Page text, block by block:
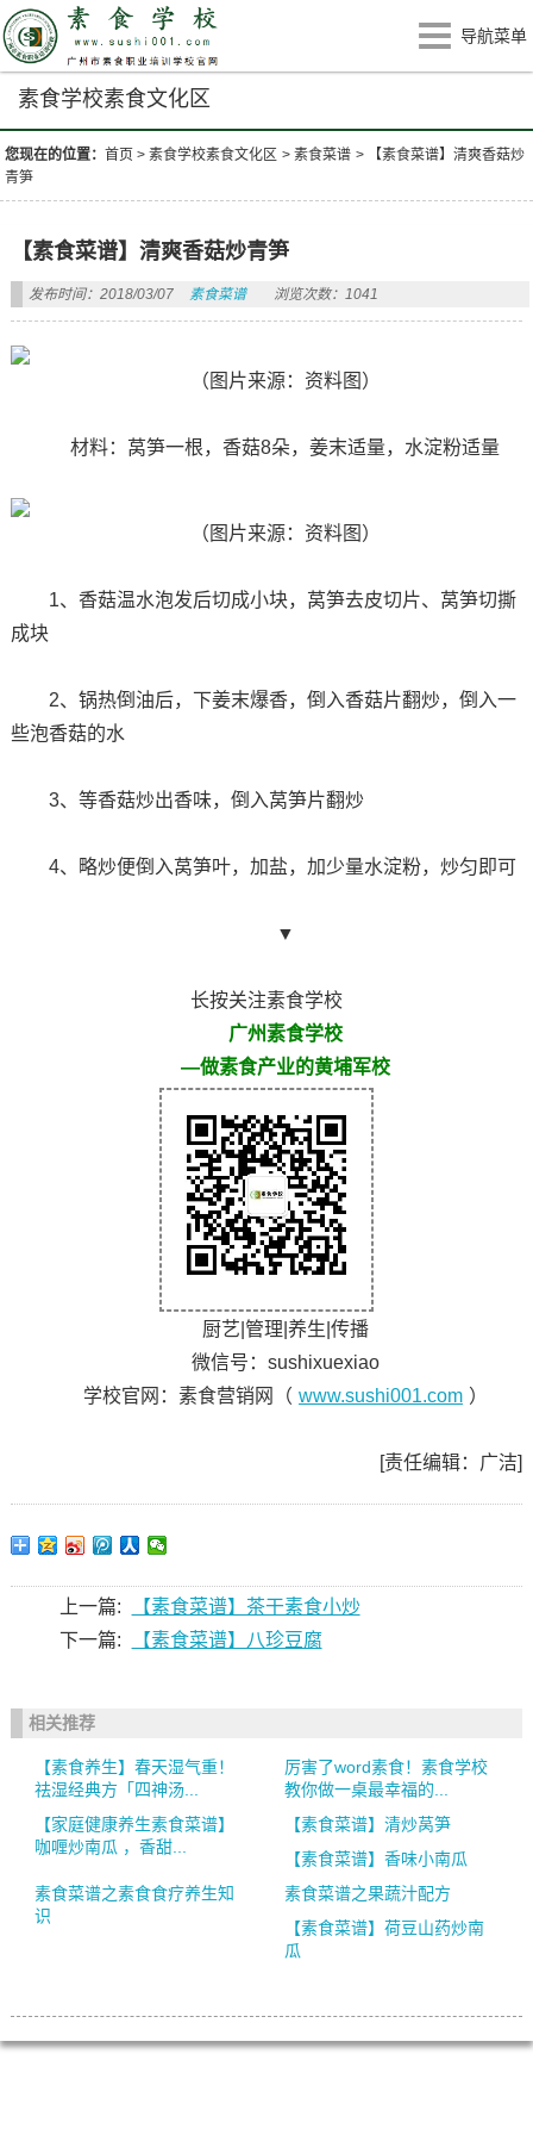
导航菜单
素食学校素食文化区
您现在的位置：首页 >素食学校素食文化区 >素食菜谱 >
【素食菜谱】清爽香菇炒
青笋
【素食菜谱】清爽香菇炒青笋
发布时间：2018/03/07 素食菜谱 浏览次数：1041
（图片来源：资料图）
材料：莴笋一根，香菇8朵，姜末适量，水淀粉适量
（图片来源：资料图）
1、香菇温水泡发后切成小块，莴笋去皮切片、莴笋切撕
成块
2、锅热倒油后，下姜末爆香，倒入香菇片翻炒，倒入一
些泡香菇的水
3、等香菇炒出香味，倒入莴笋片翻炒
4、略炒便倒入莴笋叶，加盐，加少量水淀粉，炒匀即可
▼
长按关注素食学校
广州素食学校
—做素食产业的黄埔军校
厨艺|管理|养生|传播
微信号：sushixuexiao
学校官网：素食营销网（ www.sushi001.com ）
[责任编辑：广洁]
上一篇:
【素食菜谱】茶干素食小炒
下一篇:
【素食菜谱】八珍豆腐
相关推荐
【素食养生】春天湿气重！
祛湿经典方「四神汤...
厉害了word素食！素食学校
教你做一桌最幸福的...
【家庭健康养生素食菜谱】
咖喱炒南瓜 ，香甜...
【素食菜谱】清炒莴笋
【素食菜谱】香味小南瓜
素食菜谱之素食食疗养生知
识
素食菜谱之果蔬汁配方
【素食菜谱】荷豆山药炒南
瓜